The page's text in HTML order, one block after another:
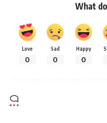
What
Love
0
Sad
0
Happy
0